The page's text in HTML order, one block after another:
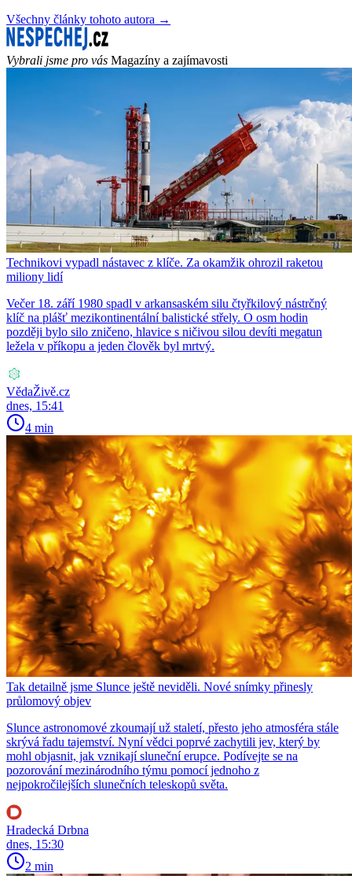
Všechny články tohoto autora →
Vybrali jsme pro vás Magazíny a zajímavosti
Technikovi vypadl nástavec z klíče. Za okamžik ohrozil raketou
miliony lidí
Večer 18. září 1980 spadl v arkansaském silu čtyřkilový nástrčný
klíč na plášť mezikontinentální balistické střely. O osm hodin
později bylo silo zničeno, hlavice s ničivou silou devíti megatun
ležela v příkopu a jeden člověk byl mrtvý.
VědaŽivě.cz
dnes, 15:41
4 min
Tak detailně jsme Slunce ještě neviděli. Nové snímky přinesly
průlomový objev
Slunce astronomové zkoumají už staletí, přesto jeho atmosféra stále
skrývá řadu tajemství. Nyní vědci poprvé zachytili jev, který by
mohl objasnit, jak vznikají sluneční erupce. Podívejte se na
pozorování mezinárodního týmu pomocí jednoho z
nejpokročilejších slunečních teleskopů světa.
Hradecká Drbna
dnes, 15:30
2 min